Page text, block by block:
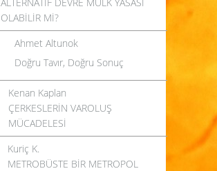
OLABİLİR Mİ?
Ahmet Altunok
Doğru Tavır, Doğru Sonuç
Kenan Kaplan
ÇERKESLERİN VAROLUŞ
MÜCADELESİ
Kuriç K.
METROBÜSTE BİR METROPOL